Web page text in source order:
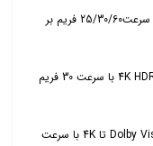
-فیلمبرداری 1080p HD با سرعت25/30/60 فریم بر
-فیلمبرداری سینمایی تا 4K HDR با سرعت 30 فریم
-فیلمبرداری HDR با Dolby Vision تا 4K با سرعت